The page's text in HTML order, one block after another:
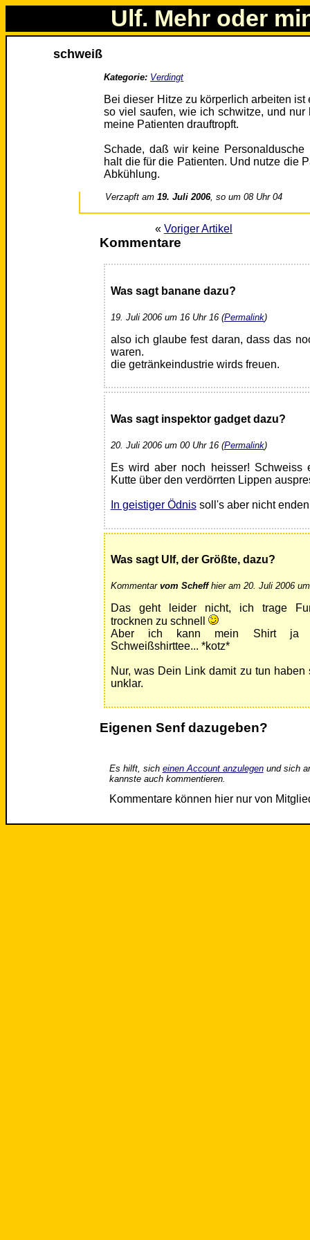
Ulf. Mehr oder
schweiß
Kategorie: Verdingt
Bei dieser Hitze zu körperlich arbeiten
so viel saufen, wie ich schwitze, und
meine Patienten drauftropft.
Schade, daß wir keine
halt die für die Patienten. Und nutze die
Abkühlung.
Verzapft am19. Juli 2006, so um 08 Uhr 04
« Voriger Artikel
Kommentare
Was sagt banane dazu?
19. Juli 2006 um 16 Uhr 16 (Permalink)
also ich glaube fest daran, dass das
waren.
die getränkeindustrie wirds freuen.
Was sagt inspektor gadget dazu?
20. Juli 2006 um 00 Uhr 16 (Permalink)
Es wird aber noch heisser! Schweiss
Kutte über den verdörrten Lippen
In geistiger Ödnissoll's aber nicht
Was sagt Ulf, der Größte, dazu?
Kommentar vom Scheffhier am 20. Juli 2006
Das geht leider nicht, ich trage
trocknen zu schnell
Aber ich kann mein Shirt ja
Schweißshirttee... *kotz*
Nur, was Dein Link damit zu tun
unklar.
Eigenen Senf dazugeben?
Es hilft, sich einen Account anzulegenund sich
kannste auch kommentieren.
Kommentare können hier nur von